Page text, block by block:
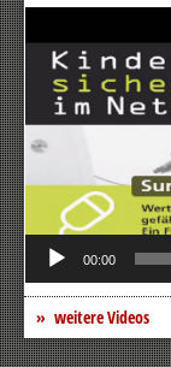
Video-
00:00
weitere Videos